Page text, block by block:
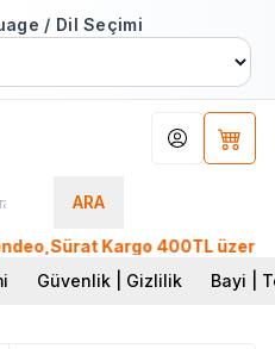
/ Dil Seçimi
ARA
Hesabım
Kargo 400TL üzeri,
Güvenlik | Gizlilik Bayi |